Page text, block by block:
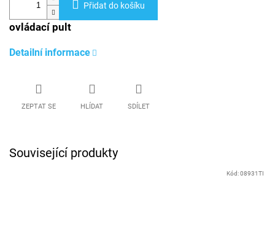
Přidat do košíku
ovládací pult
Detailní informace
ZEPTAT SE HLÍDAT SDÍLET
Související produkty
Kód:08931TI